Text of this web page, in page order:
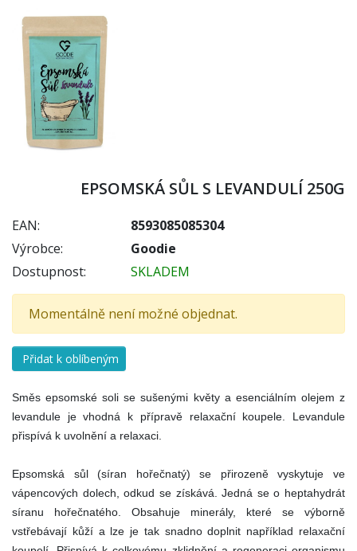
EPSOMSKÁ SŮL S LEVANDULÍ 250G
EAN:
8593085085304
Výrobce:
Goodie
Dostupnost:
SKLADEM
Momentálně není možné objednat.
Přidat k oblíbeným
Směs epsomské soli se sušenými květy a esenciálním olejem z
levandule je vhodná k přípravě relaxační koupele. Levandule
přispívá k uvolnění a relaxaci.
Epsomská sůl (síran hořečnatý) se přirozeně vyskytuje ve
vápencových dolech, odkud se získává. Jedná se o heptahydrát
síranu hořečnatého. Obsahuje minerály, které se výborně
vstřebávají kůží a lze je tak snadno doplnit například relaxační